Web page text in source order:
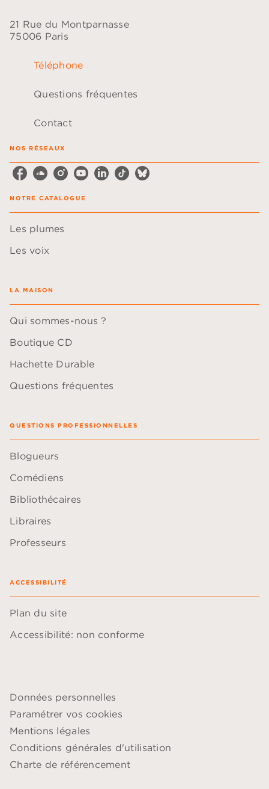
21 Rue du Montparnasse
75006 Paris
Téléphone
Questions fréquentes
Contact
NOS RÉSEAUX
NOTRE CATALOGUE
Les plumes
Les voix
LA MAISON
Qui sommes-nous ?
Boutique CD
Hachette Durable
Questions fréquentes
QUESTIONS PROFESSIONNELLES
Blogueurs
Comédiens
Bibliothécaires
Libraires
Professeurs
ACCESSIBILITÉ
Plan du site
Accessibilité: non conforme
Données personnelles
Paramétrer vos cookies
Mentions légales
Conditions générales d'utilisation
Charte de référencement